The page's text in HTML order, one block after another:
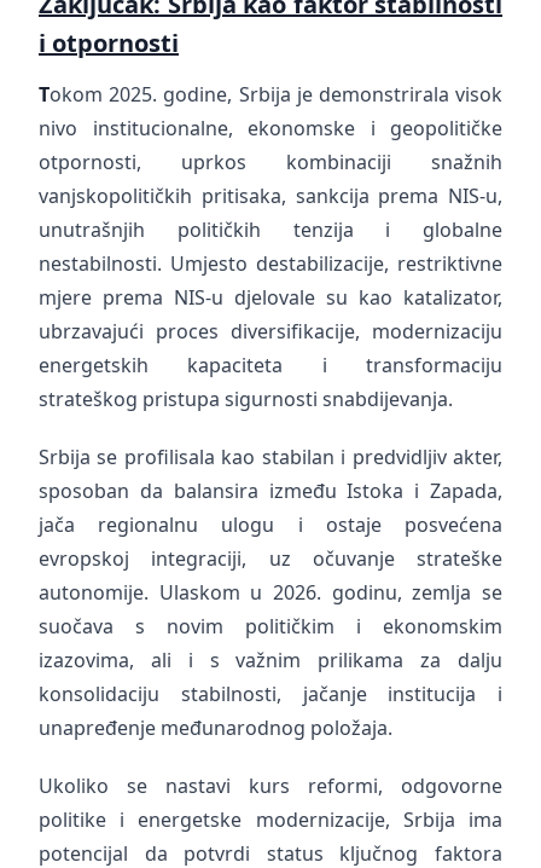
i otpornosti
Tokom 2025. godine, Srbija je demonstrirala visok
nivo institucionalne, ekonomske i geopolitičke
otpornosti, uprkos kombinaciji snažnih
vanjskopolitičkih pritisaka, sankcija prema NIS-u,
unutrašnjih političkih tenzija i globalne
nestabilnosti. Umjesto destabilizacije, restriktivne
mjere prema NIS-u djelovale su kao katalizator,
ubrzavajući proces diversifikacije, modernizaciju
energetskih kapaciteta i transformaciju
strateškog pristupa sigurnosti snabdijevanja.
Srbija se profilisala kao stabilan i predvidljiv akter,
sposoban da balansira između Istoka i Zapada,
jača regionalnu ulogu i ostaje posvećena
evropskoj integraciji, uz očuvanje strateške
autonomije. Ulaskom u 2026. godinu, zemlja se
suočava s novim političkim i ekonomskim
izazovima, ali i s važnim prilikama za dalju
konsolidaciju stabilnosti, jačanje institucija i
unapređenje međunarodnog položaja.
Ukoliko se nastavi kurs reformi, odgovorne
politike i energetske modernizacije, Srbija ima
potencijal da potvrdi status ključnog faktora